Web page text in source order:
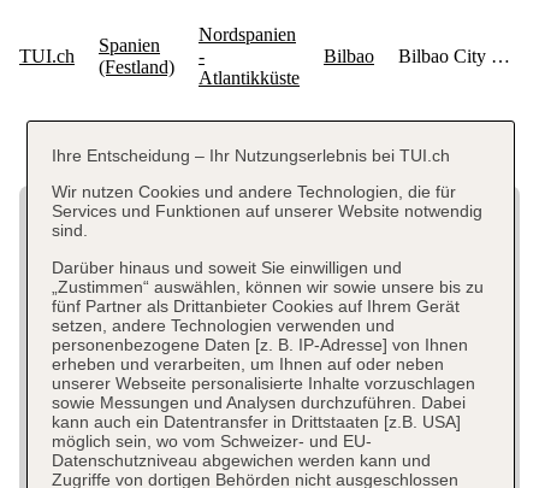
Ihre Entscheidung – Ihr Nutzungserlebnis bei TUI.ch
Wir nutzen Cookies und andere Technologien, die für
Services und Funktionen auf unserer Website notwendig
sind.
Darüber hinaus und soweit Sie einwilligen und
„Zustimmen“ auswählen, können wir sowie unsere bis zu
fünf Partner als Drittanbieter Cookies auf Ihrem Gerät
setzen, andere Technologien verwenden und
personenbezogene Daten [z. B. IP-Adresse] von Ihnen
erheben und verarbeiten, um Ihnen auf oder neben
unserer Webseite personalisierte Inhalte vorzuschlagen
sowie Messungen und Analysen durchzuführen. Dabei
kann auch ein Datentransfer in Drittstaaten [z.B. USA]
möglich sein, wo vom Schweizer- und EU-
Datenschutzniveau abgewichen werden kann und
Zugriffe von dortigen Behörden nicht ausgeschlossen